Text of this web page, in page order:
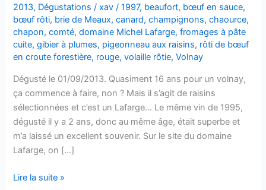
2013, Dégustations /xav/1997, beaufort, bœuf en sauce,
bœuf rôti, brie de Meaux,canard,champignons,chaource,
chapon,comté,domaine Michel Lafarge,fromages à pâte
cuite,gibier à plumes, pigeonneau aux raisins, rôti de bœuf
en croute forestière, rouge,volaille rôtie,Volnay
Dégusté le 01/09/2013. Quasiment 16 ans pour un volnay,
ça commence à faire, non ? Mais il s’agit de raisins
sélectionnées et c’est un Lafarge… Le même vin de 1995,
dégusté il y a 2 ans, donc au même âge, était superbe et
m’a laissé un excellent souvenir. Sur le site du domaine
Lafarge, on […]
Volnay
Lire la suite »